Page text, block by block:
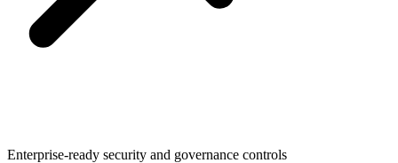
Enterprise-ready security and governance controls